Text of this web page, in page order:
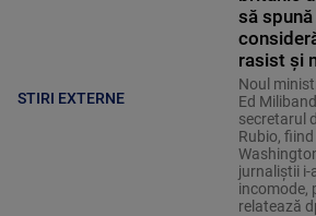
STIRI EXTERNE
să
rasist și
Noul
Ed
secretarul
Rubio,
jurnaliştii i-
incomode,
relatează